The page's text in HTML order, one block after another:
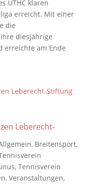
UTHC klaren
erreicht. Mit einer
die
diesjährige
erreichte am Ende
Leberecht-
, Breitensport,
, Tennisverein
, Veranstaltungen,